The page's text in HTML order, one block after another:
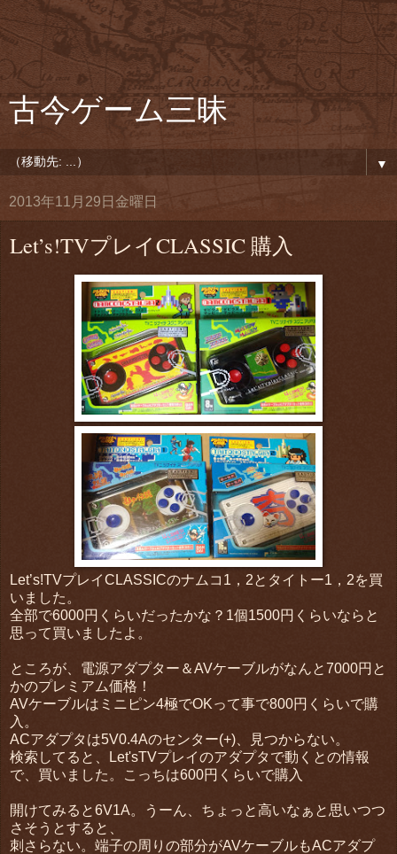
古今ゲーム三昧
▼
2013年11月29日金曜日
Let’s!TVプレイCLASSIC 購入
Let’s!TVプレイCLASSICのナムコ1，2とタイトー1，2を買
いました。
全部で6000円くらいだったかな？1個1500円くらいならと
思って買いましたよ。
ところが、電源アダプター＆AVケーブルがなんと7000円と
かのプレミアム価格！
AVケーブルはミニピン4極でOKって事で800円くらいで購
入。
ACアダプタは5V0.4Aのセンター(+)、見つからない。
検索してると、Let'sTVプレイのアダプタで動くとの情報
で、買いました。こっちは600円くらいで購入
開けてみると6V1A。うーん、ちょっと高いなぁと思いつつ
さそうとすると、
刺さらない。端子の周りの部分がAVケーブルもACアダプ